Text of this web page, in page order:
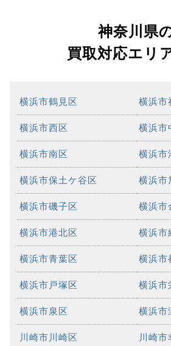
神奈川県
買取対応エリ
横浜市鶴見区 横浜市
横浜市西区 横浜市
横浜市南区 横浜市
横浜市保土ケ谷区 横浜市
横浜市磯子区 横浜市
横浜市港北区 横浜市
横浜市青葉区 横浜市
横浜市戸塚区 横浜市
横浜市泉区 横浜市
川崎市川崎区 川崎市